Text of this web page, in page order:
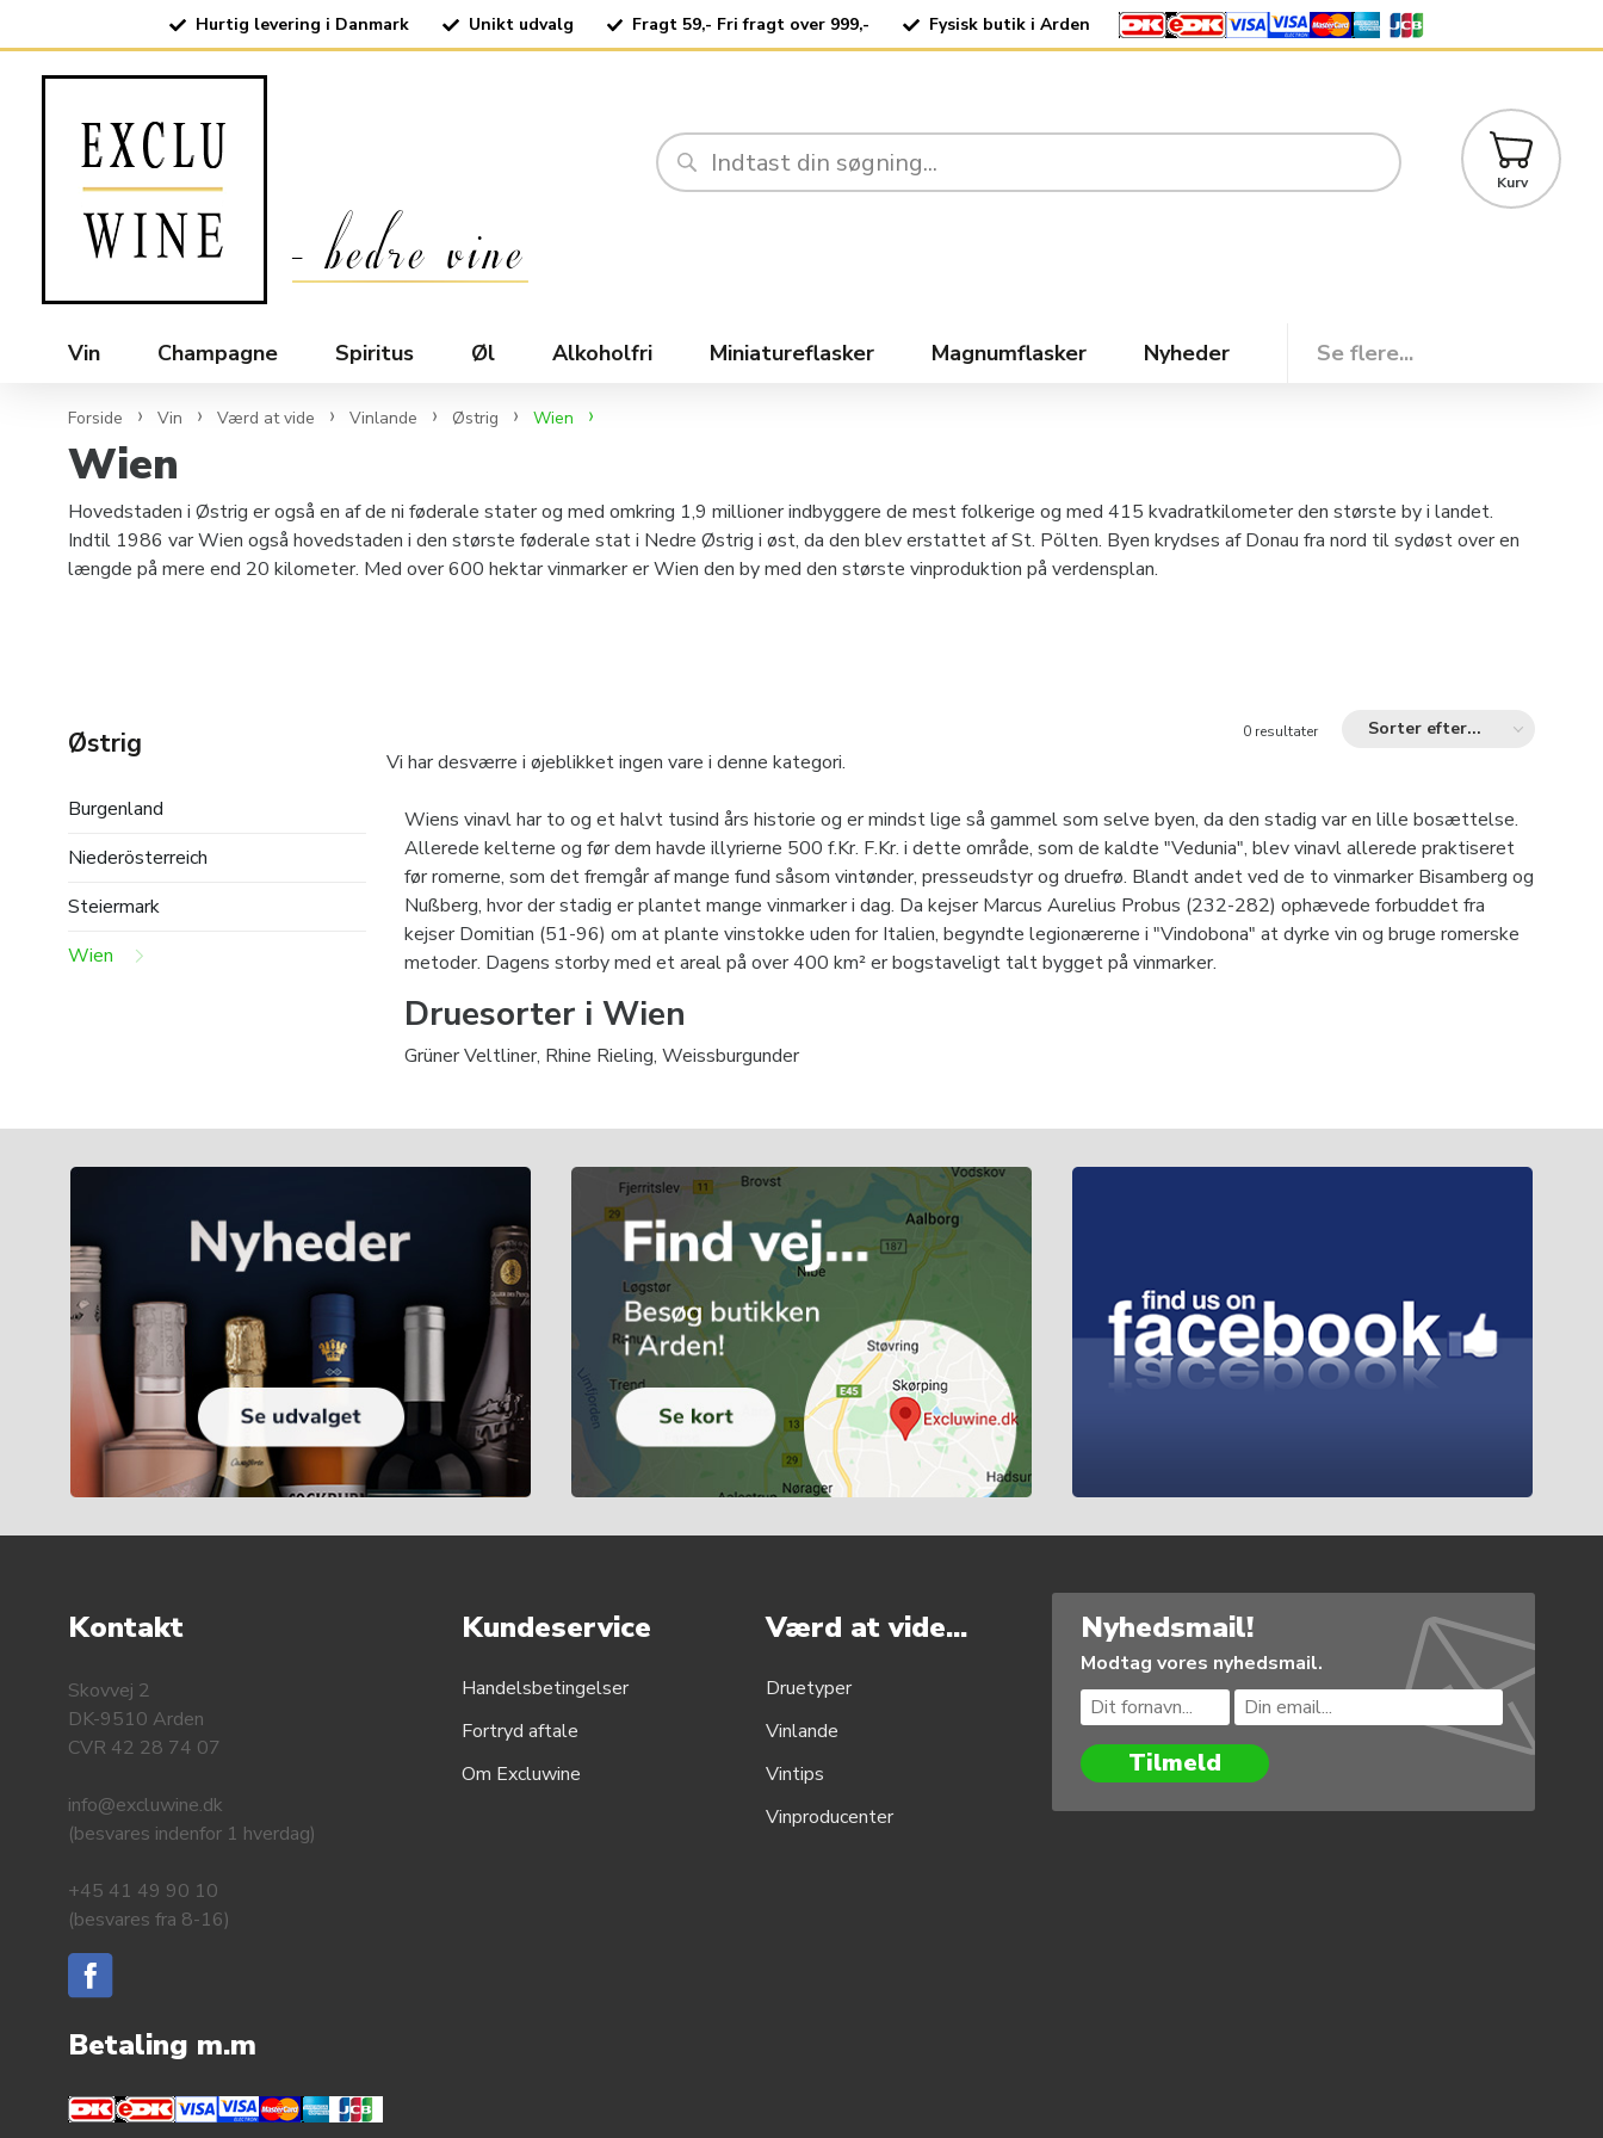
Hurtig levering i Danmark Unikt udvalg Fragt 59,- Fri fragt over 999,- Fysisk butik i Arden
Kurv
Vin Champagne Spiritus Øl Alkoholfri Miniatureflasker Magnumflasker Nyheder Se flere...
Forside Vin Værd at vide Vinlande Østrig Wien
Wien
Hovedstaden i Østrig er også en af ​​de ni føderale stater og med omkring 1,9 millioner indbyggere de mest folkerige og med 415 kvadratkilometer den største by i landet.
Indtil 1986 var Wien også hovedstaden i den største føderale stat i Nedre Østrig i øst, da den blev erstattet af St. Pölten. Byen krydses af Donau fra nord til sydøst over en
længde på mere end 20 kilometer. Med over 600 hektar vinmarker er Wien den by med den største vinproduktion på verdensplan.
Østrig
Burgenland
Niederösterreich
Steiermark
Wien
Sorter efter...
0 resultater
Vi har desværre i øjeblikket ingen vare i denne kategori.
Wiens vinavl har to og et halvt tusind års historie og er mindst lige så gammel som selve byen, da den stadig var en lille bosættelse.
Allerede kelterne og før dem havde illyrierne 500 f.Kr. F.Kr. i dette område, som de kaldte "Vedunia", blev vinavl allerede praktiseret
før romerne, som det fremgår af mange fund såsom vintønder, presseudstyr og druefrø. Blandt andet ved de to vinmarker Bisamberg og
Nußberg, hvor der stadig er plantet mange vinmarker i dag. Da kejser Marcus Aurelius Probus (232-282) ophævede forbuddet fra
kejser Domitian (51-96) om at plante vinstokke uden for Italien, begyndte legionærerne i "Vindobona" ​​at dyrke vin og bruge romerske
metoder. Dagens storby med et areal på over 400 km² er bogstaveligt talt bygget på vinmarker.
Druesorter i Wien
Grüner Veltliner, Rhine Rieling, Weissburgunder
Kontakt
Skovvej 2
DK-9510 Arden
CVR 42 28 74 07
info@excluwine.dk
(besvares indenfor 1 hverdag)
+45 41 49 90 10
(besvares fra 8-16)
Betaling m.m
Kundeservice
Handelsbetingelser
Fortryd aftale
Om Excluwine
Værd at vide...
Druetyper
Vinlande
Vintips
Vinproducenter
Nyhedsmail!
Modtag vores nyhedsmail.